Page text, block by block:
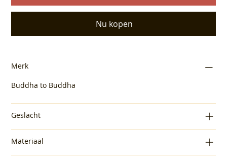
Nu kopen
Merk
Buddha to Buddha
Geslacht
Materiaal